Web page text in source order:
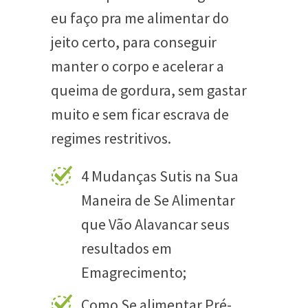
eu faço pra me alimentar do
jeito certo, para conseguir
manter o corpo e acelerar a
queima de gordura, sem gastar
muito e sem ficar escrava de
regimes restritivos.
4 Mudanças Sutis na Sua
Maneira de Se Alimentar
que Vão Alavancar seus
resultados em
Emagrecimento;